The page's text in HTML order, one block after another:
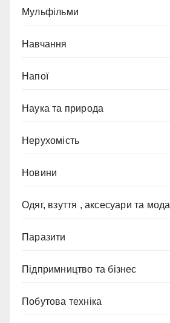
Мульфільми
Навчання
Напої
Наука та природа
Нерухомість
Новини
Одяг, взуття , аксесуари та мода
Паразити
Підпримництво та бізнес
Побутова техніка